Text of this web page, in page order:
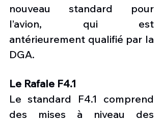
nouveau standard pour
l’avion, qui est
antérieurement qualifié par la
DGA.
Le Rafale F4.1
Le standard F4.1 comprend
des mises à niveau des